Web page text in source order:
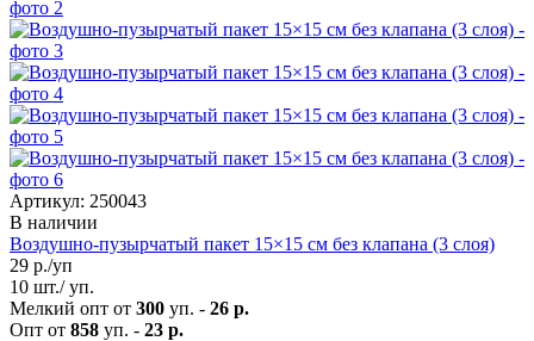
Артикул: 250043
В наличии
Воздушно-пузырчатый пакет 15×15 см без клапана (3 слоя)
29 р./уп
10 шт./ уп.
Мелкий опт от 300 уп. - 26 р.
Опт от 858 уп. - 23 р.